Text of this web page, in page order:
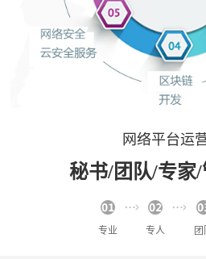
网络平台运
秘书/团队/专家
专业 专人 团